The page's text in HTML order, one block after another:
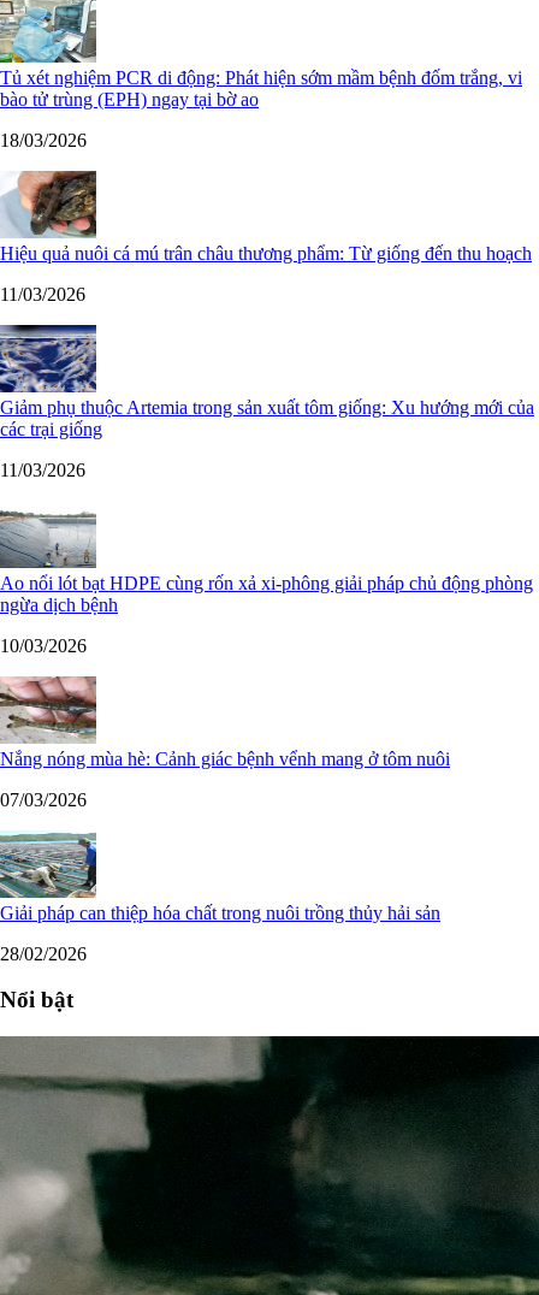
Tủ xét nghiệm PCR di động: Phát hiện sớm mầm bệnh đốm trắng, vi
bào tử trùng (EPH) ngay tại bờ ao
18/03/2026
Hiệu quả nuôi cá mú trân châu thương phẩm: Từ giống đến thu hoạch
11/03/2026
Giảm phụ thuộc Artemia trong sản xuất tôm giống: Xu hướng mới của
các trại giống
11/03/2026
Ao nổi lót bạt HDPE cùng rốn xả xi-phông giải pháp chủ động phòng
ngừa dịch bệnh
10/03/2026
Nắng nóng mùa hè: Cảnh giác bệnh vểnh mang ở tôm nuôi
07/03/2026
Giải pháp can thiệp hóa chất trong nuôi trồng thủy hải sản
28/02/2026
Nổi bật